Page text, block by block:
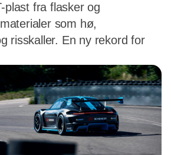
plast fra flasker og
som hø,
risskaller. En ny rekord for